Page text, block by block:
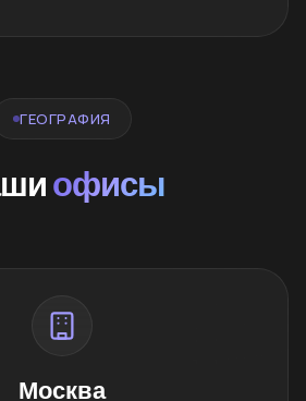
ГЕОГРАФИЯ
офисы
Москва